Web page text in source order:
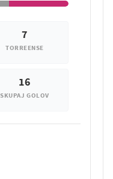
7
TORREENSE
16
SKUPAJ GOLOV